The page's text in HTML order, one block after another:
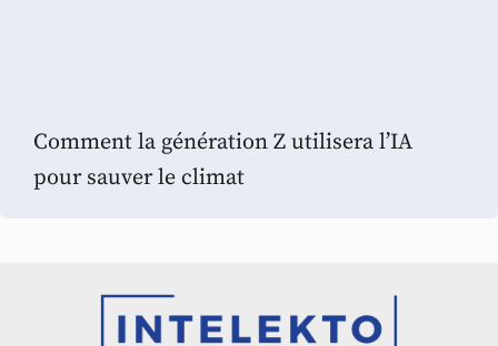
Comment la génération Z utilisera l’IA
pour sauver le climat